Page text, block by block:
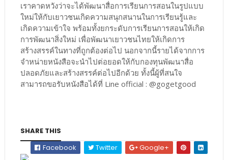
เราคาดหวังว่าจะได้พัฒนาสื่อการเรียนการสอนในรูปแบบ
ใหม่ให้กับเยาวชนเกิดความสนุกสนานในการเรียนรู้และ
เกิดความเข้าใจ พร้อมทั้งยกระดับการเรียนการสอนให้เกิด
การพัฒนาสิ่งใหม่ เพื่อพัฒนาเยาวชนไทยให้เกิดการ
สร้างสรรค์ในทางที่ถูกต้องต่อไป นอกจากนี้รายได้จากการ
จำหน่ายหนังสือจะนำไปต่อยอดให้กับกองทุนพัฒนาสื่อ
ปลอดภัยและสร้างสรรค์ต่อไปอีกด้วย ทั้งนี้ผู้ที่สนใจ
สามารถขอรับหนังสือได้ที่ Line official : @gogetgood
SHARE THIS
Facebook
Twitter Google+